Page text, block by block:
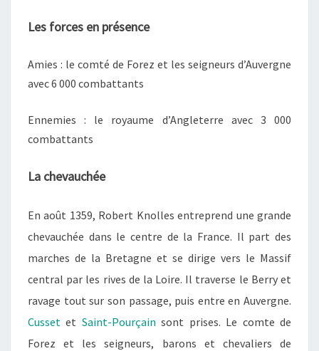
Les forces en présence
Amies : le comté de Forez et les seigneurs d’Auvergne
avec 6 000 combattants
Ennemies : le royaume d’Angleterre avec 3 000
combattants
La chevauchée
En août 1359, Robert Knolles entreprend une grande
chevauchée dans le centre de la France. Il part des
marches de la Bretagne et se dirige vers le Massif
central par les rives de la Loire. Il traverse le Berry et
ravage tout sur son passage, puis entre en Auvergne.
Cusset et Saint-Pourçain sont prises. Le comte de
Forez et les seigneurs, barons et chevaliers de